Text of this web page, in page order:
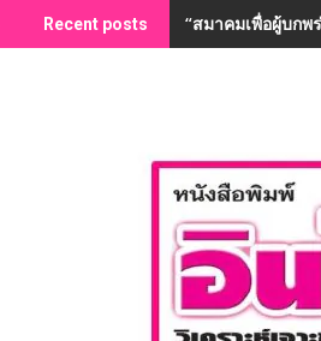
Recent posts “สมาคมเพื่อผู้บกพ